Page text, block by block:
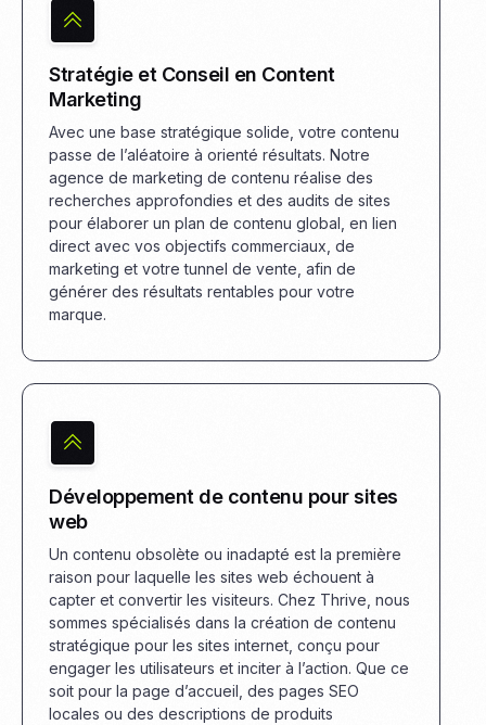
Stratégie et Conseil en Content
Marketing
Avec une base stratégique solide, votre contenu
passe de l’aléatoire à orienté résultats. Notre
agence de marketing de contenu réalise des
recherches approfondies et des audits de sites
pour élaborer un plan de contenu global, en lien
direct avec vos objectifs commerciaux, de
marketing et votre tunnel de vente, afin de
générer des résultats rentables pour votre
marque.
Développement de contenu pour sites
web
Un contenu obsolète ou inadapté est la première
raison pour laquelle les sites web échouent à
capter et convertir les visiteurs. Chez Thrive, nous
sommes spécialisés dans la création de contenu
stratégique pour les sites internet, conçu pour
engager les utilisateurs et inciter à l’action. Que ce
soit pour la page d’accueil, des pages SEO
locales ou des descriptions de produits